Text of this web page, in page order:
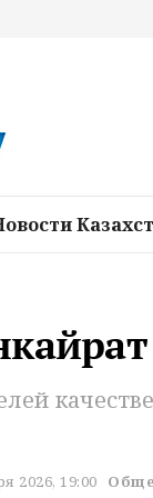
2026, 19:00